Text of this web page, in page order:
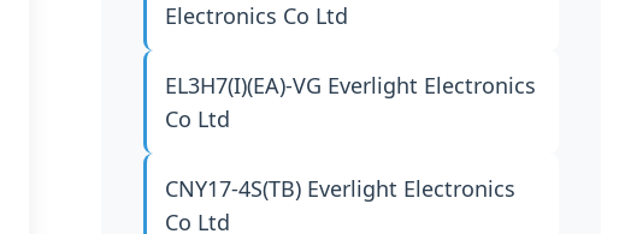
Electronics Co Ltd
EL3H7(I)(EA)-VG Everlight Electronics
Co Ltd
CNY17-4S(TB) Everlight Electronics
Co Ltd